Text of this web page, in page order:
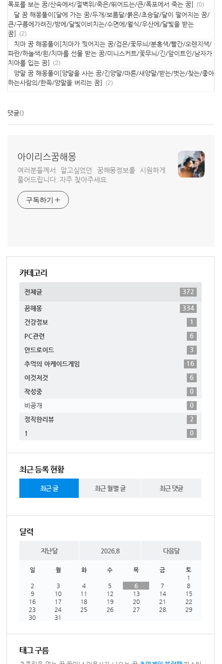
폭포를 보는 꿈/산속에서/절벽위/죽은/뛰어드는/큰/폭포에서 죽는 꿈] (0)
달 꿈 해몽풀이[달에 가는 꿈/두개/보름달/붉은/초승달/달이 떨어지는 꿈/
큰/구름에가려진/방에/달빛이비치는/수면에/월식/우산에/달빛을 받는
꿈] (2)
치마 꿈 해몽풀이[치마가 찢어지는 꿈/검은/꽃무늬/분홍색/빨간/오렌지색/
파란/하늘색/흰/치마를 선물 받는 꿈/미니스커트/꽃무늬/긴/앞이트인/남자가
치마를 입는 꿈] (2)
양말 꿈 해몽풀이[양말을 사는 꿈/긴양말/마른/새양말/받는/벗는/찾는/좋아
하는사람의/한쪽/양말을 버리는 꿈] (2)
댓글()
아이리스꿈해몽
여러분들께서 알고싶었던 꿈해몽정보를 시원하게
풀어드립니다. 자주 찾아주세요.
구독하기
카테고리
전체글 372
꿈해몽
334
건강정보
1
PC관련
6
안드로이드
3
추억의 아케이드게임
16
이것저것
6
작성중
0
비공개
0
정직한리뷰
2
1
0
최근 등록 현황
최근 글 최근 월별 글 최근 댓글
달력
지난달 2026.8 다음달
일 월 화 수 목 금
토
1
2
3 4 5 6 7
8
9
10 11 12 13 14
15
16
17 18 19 20 21
22
23
24 25 26 27 28
29
30
31
태그 구름